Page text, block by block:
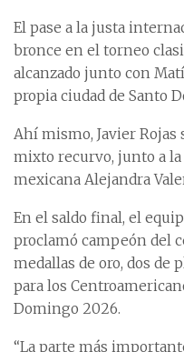
El pase a la justa
bronce en el torneo
alcanzado junto con
propia ciudad de Santo
Ahí mismo, Javier Rojas
mixto recurvo, junto a
mexicana Alejandra
En el saldo final, el
proclamó campeón del
medallas de oro, dos de
para los
Domingo 2026.
“La parte más